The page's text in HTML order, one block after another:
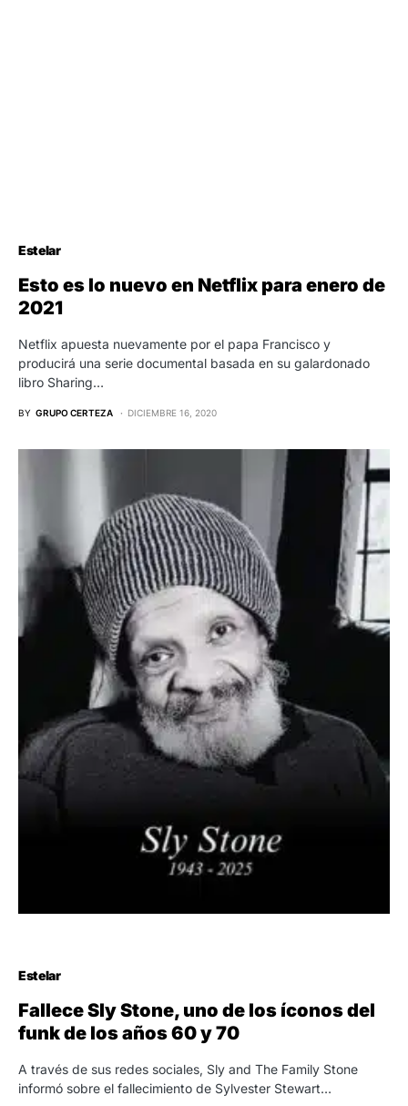
Estelar
Esto es lo nuevo en Netflix para enero de
2021
Netflix apuesta nuevamente por el papa Francisco y
producirá una serie documental basada en su galardonado
libro Sharing…
BY GRUPO CERTEZA DICIEMBRE 16, 2020
Estelar
Fallece Sly Stone, uno de los íconos del
funk de los años 60 y 70
A través de sus redes sociales, Sly and The Family Stone
informó sobre el fallecimiento de Sylvester Stewart…